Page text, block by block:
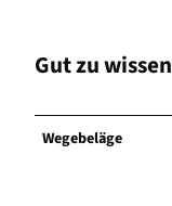
Gut zu wissen
Wegebeläge